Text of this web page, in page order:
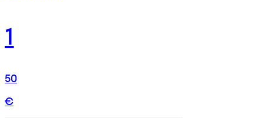
1
50
€